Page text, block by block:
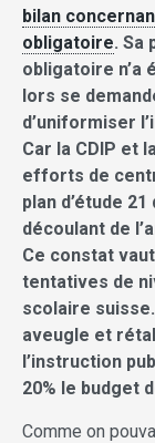
bilan
obligatoire. Sa
obligatoire n’a
lors se
d’uniformiser
Car la CDIP et
efforts de
plan d’étude
découlant de
Ce constat
tentatives de
scolaire
aveugle et
l’instruction
20% le budget
Comme on